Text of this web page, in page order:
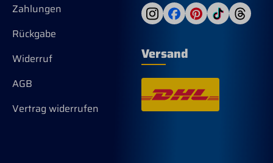
Zahlungen
Rückgabe
Widerruf
AGB
Vertrag widerrufen
Versand